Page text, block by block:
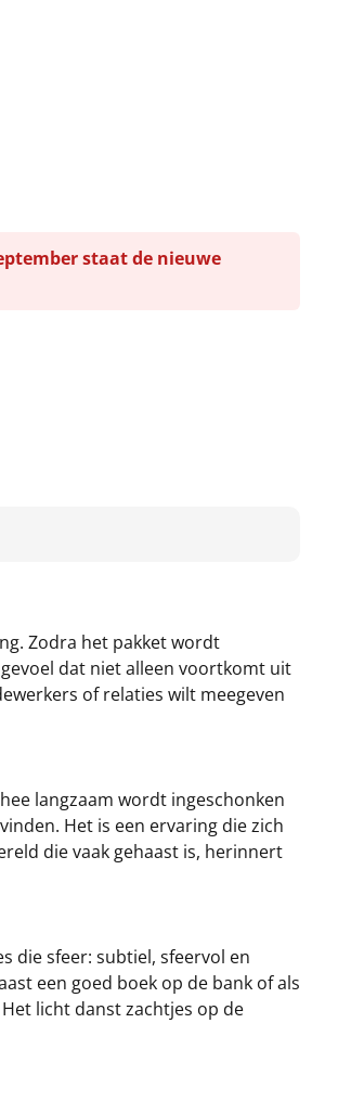
staat de nieuwe
Zodra het pakket wordt
dat niet alleen voortkomt uit
of relaties wilt meegeven
langzaam wordt ingeschonken
Het is een ervaring die zich
die vaak gehaast is, herinnert
die sfeer: subtiel, sfeervol en
een goed boek op de bank of als
licht danst zachtjes op de